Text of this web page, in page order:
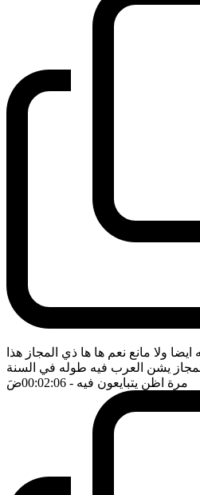
ايضا ولا مانع نعم ها ها ذي المجاز هذا
يشن العرب فيه طوله في السنة
مرة اظن يتبايعون فيه - 00:02:06 ضَ